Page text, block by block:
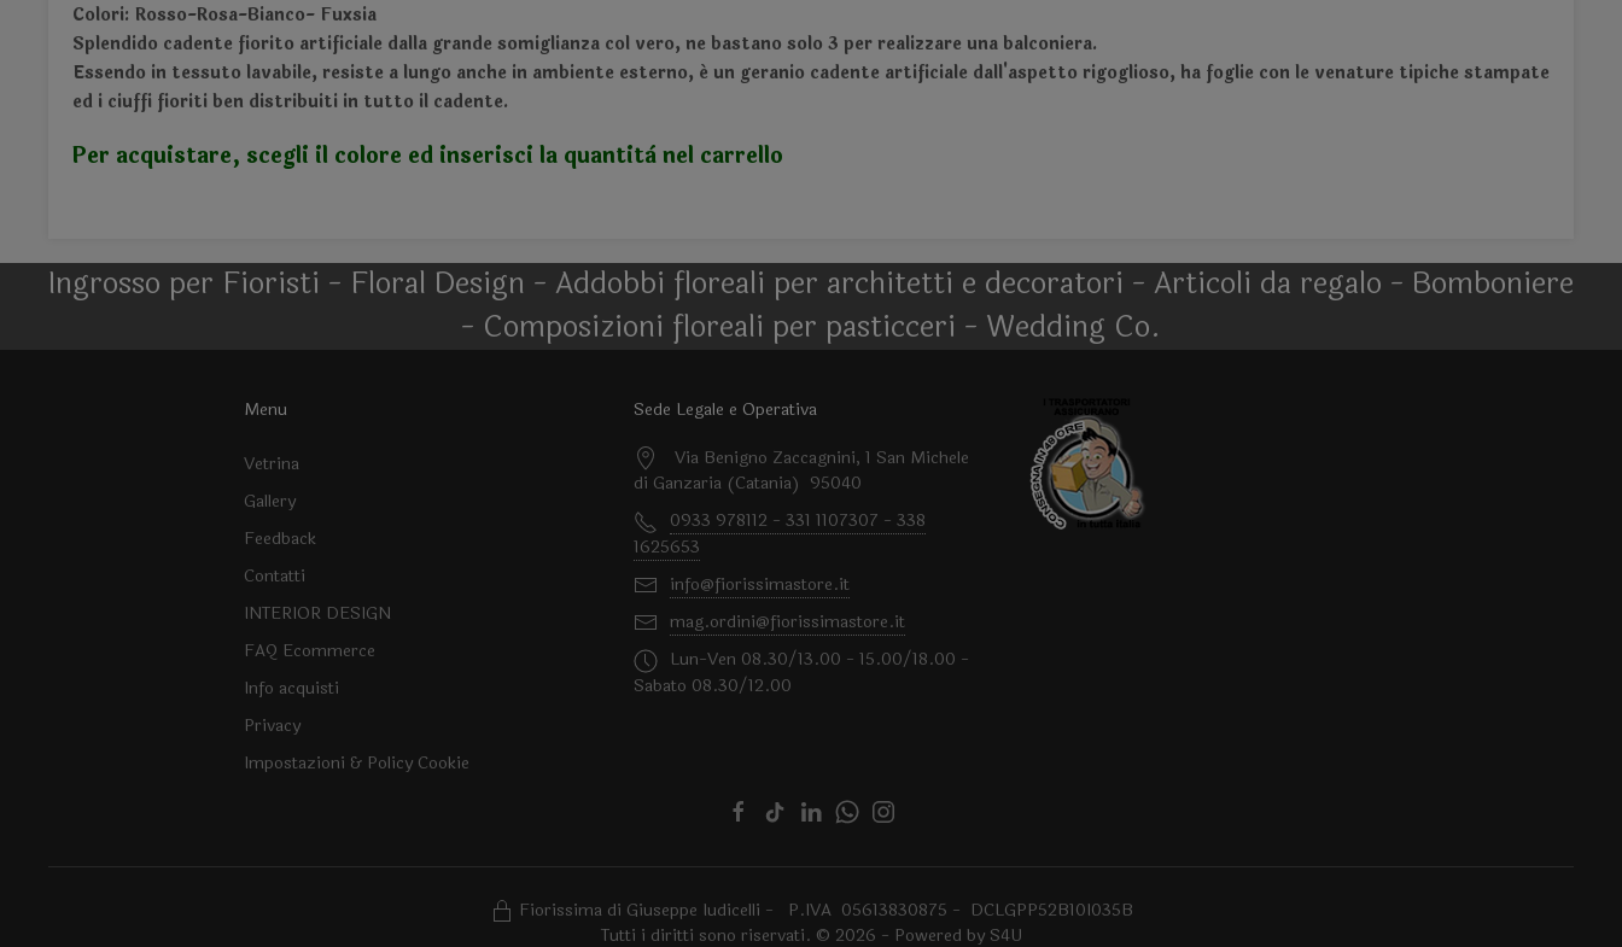
Colori: Rosso-Rosa-Bianco- Fuxsia
Splendido cadente fiorito artificiale dalla grande somiglianza col vero, ne bastano solo 3 per realizzare una balconiera.
Essendo in tessuto lavabile, resiste a lungo anche in ambiente esterno, é un geranio cadente artificiale dall'aspetto rigoglioso, ha foglie con le venature tipiche stampate
ed i ciuffi fioriti ben distribuiti in tutto il cadente.
Per acquistare, scegli il colore ed inserisci la quantità nel carrello
Ingrosso per Fioristi - Floral Design - Addobbi floreali per architetti e decoratori - Articoli da regalo - Bomboniere
- Composizioni floreali per pasticceri - Wedding Co.
Menu
Vetrina
Gallery
Feedback
Contatti
INTERIOR DESIGN
FAQ Ecommerce
Info acquisti
Privacy
Impostazioni & Policy Cookie
Sede Legale e Operativa
Via Benigno Zaccagnini, 1 San Michele
di Ganzaria (Catania) 95040
0933 978112 - 331 1107307 - 338
1625653
info@fiorissimastore.it
mag.ordini@fiorissimastore.it
Lun-Ven 08.30/13.00 - 15.00/18.00 -
Sabato 08.30/12.00
Fiorissima di Giuseppe Iudicelli - P.IVA 05613830875 - DCLGPP52B10I035B
Tutti i diritti sono riservati. © 2026 - Powered by S4U